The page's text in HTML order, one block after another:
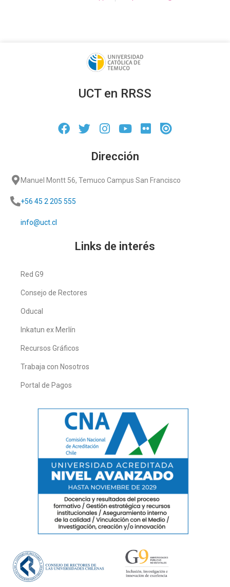
UCT en RRSS
Dirección
Manuel Montt 56, Temuco Campus San Francisco
+56 45 2 205 555
info@uct.cl
Links de interés
Red G9
Consejo de Rectores
Oducal
Inkatun ex Merlín
Recursos Gráficos
Trabaja con Nosotros
Portal de Pagos